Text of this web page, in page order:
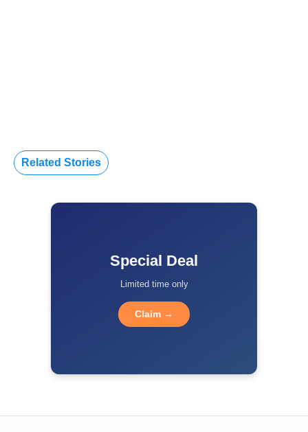
Related Stories
Special Deal
Limited time only
Claim →